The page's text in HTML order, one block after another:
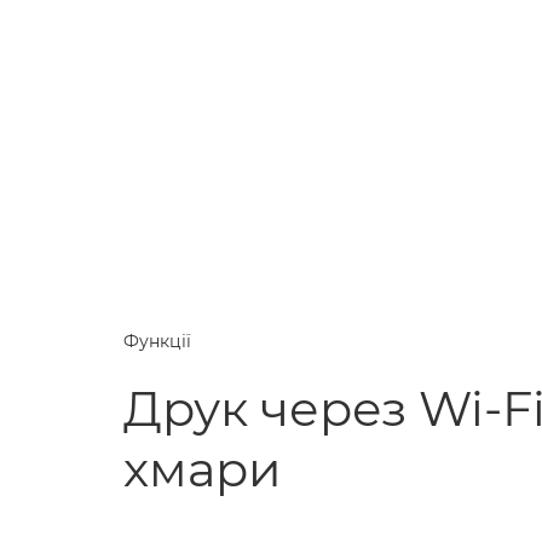
Функції
Друк через Wi-
хмари